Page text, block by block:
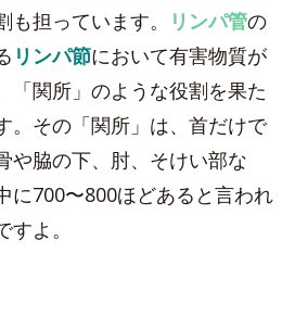
も担っています。
リンパ管の
リンパ節において有害物質が
「関所」のような役割を果た
。その「関所」は、首だけで
や脇の下、肘、そけい部な
に700〜800ほどあると言われ
よ。